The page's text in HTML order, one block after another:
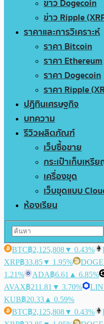
ข่าว Dogecoin
ข่าว Ripple
ราคาและการวิเคราะห์
ราคา Bitcoin
ราคา Ethereum
ราคา Dogecoin
ราคา Ripple
ปฏิทินเศรษฐกิจ
บทความ
รีวิวผลิตภัณฑ์
เว็บซื้อขาย
กระเป๋าเก็บเหรี
เครื่องขุด
เว็บขุดแบบ
ห้องเรียน
BTC฿2,125,808▼ 0.43%
XRP฿33.85▼ 1.95% DOGE
1.21%
ADA฿6.61 ▲ 6.85%
AVAX฿211.81 ▼ 3.70%
KUB฿20.33 ▲ 0.59%
BTC฿2,125,808▼ 0.43%